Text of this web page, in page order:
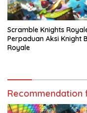
Scramble Knights
Perpaduan Aksi Knight
Royale
Recommendation